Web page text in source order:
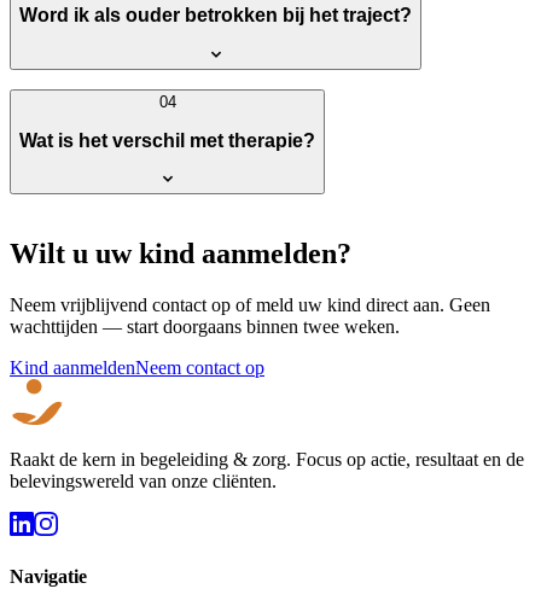
Word ik als ouder betrokken bij het traject?
04
Wat is het verschil met therapie?
Wilt u uw kind aanmelden?
Neem vrijblijvend contact op of meld uw kind direct aan. Geen
wachttijden — start doorgaans binnen twee weken.
Kind aanmeldenNeem contact op
Raakt de kern in begeleiding & zorg. Focus op actie, resultaat en de
belevingswereld van onze cliënten.
Navigatie